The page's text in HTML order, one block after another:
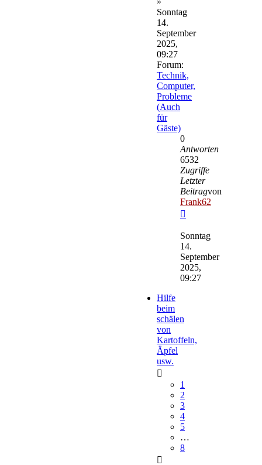
Sonntag
14.
September
2025,
09:27
Forum:
Technik,
Computer,
Probleme
(Auch
für
Gäste)
0
Antworten
6532
Zugriffe
Letzter
Beitragvon
Frank62
Beitrag
Sonntag
14.
September
2025,
09:27
Hilfe
beim
schälen
von
Kartoffeln,
Äpfel
usw.
1
2
3
4
5
…
8